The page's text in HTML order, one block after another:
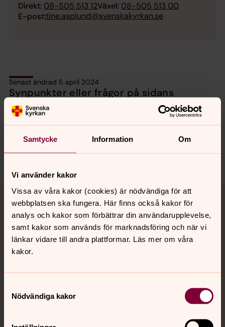
Samtycke Information Om
Vi använder kakor
Vissa av våra kakor (cookies) är nödvändiga för att
webbplatsen ska fungera. Här finns också kakor för
analys och kakor som förbättrar din användarupplevelse,
samt kakor som används för marknadsföring och när vi
länkar vidare till andra plattformar. Läs mer om våra
kakor.
Nödvändiga kakor
Direkt: 08-505 513 12Växel: 08-505 513 00
E-post:tine.asplund@svenskakyrkan.se
Senast ändrad 5 april 2024
Synpunkter eller frågor på sidans
innehåll?
Dela
Tillbaka till toppen
Tillbaka till innehållet
Kontakt
Kalender